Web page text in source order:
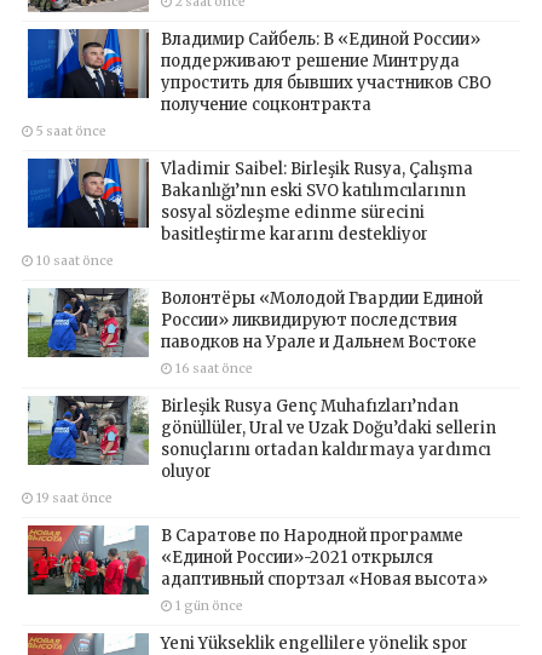
Владимир Сайбель: В «Единой России»
поддерживают решение Минтруда
упростить для бывших участников СВО
получение соцконтракта
5 saat önce
Vladimir Saibel: Birleşik Rusya, Çalışma
Bakanlığı’nın eski SVO katılımcılarının
sosyal sözleşme edinme sürecini
basitleştirme kararını destekliyor
10 saat önce
Волонтёры «Молодой Гвардии Единой
России» ликвидируют последствия
паводков на Урале и Дальнем Востоке
16 saat önce
Birleşik Rusya Genç Muhafızları’ndan
gönüllüler, Ural ve Uzak Doğu’daki sellerin
sonuçlarını ortadan kaldırmaya yardımcı
oluyor
19 saat önce
В Саратове по Народной программе
«Единой России»-2021 открылся
адаптивный спортзал «Новая высота»
1 gün önce
Yeni Yükseklik engellilere yönelik spor